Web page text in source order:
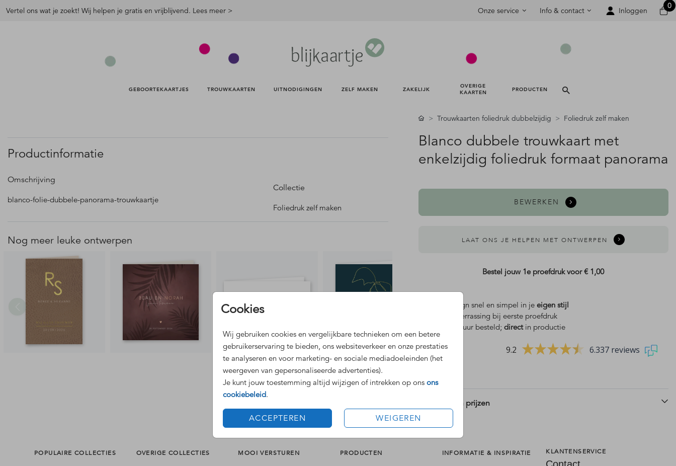
Vertel ons wat je zoekt! Wij helpen je gratis en vrijblijvend. Lees meer > Onze service Info & contact Inloggen
0
GEBOORTEKAARTJES TROUWKAARTEN UITNODIGINGEN ZELF MAKEN ZAKELIJK
OVERIGE
KAARTEN
PRODUCTEN
Cookies
Wij gebruiken cookies en vergelijkbare technieken om een betere
gebruikerservaring te bieden, ons websiteverkeer en onze prestaties
te analyseren en voor marketing- en sociale mediadoeleinden (het
weergeven van gepersonaliseerde advertenties).
Je kunt jouw toestemming altijd wijzigen of intrekken op ons ons
cookiebeleid.
ACCEPTEREN WEIGEREN
Productinformatie
Omschrijving
blanco-folie-dubbele-panorama-trouwkaartje
Collectie
Foliedruk zelf maken
Nog meer leuke ontwerpen
Trouwkaarten foliedruk dubbelzijdig Foliedruk zelf maken
Blanco dubbele trouwkaart met
enkelzijdig foliedruk formaat panorama
BEWERKEN
LAAT ONS JE HELPEN MET ONTWERPEN
Bestel jouw 1e proefdruk voor€ 1,00
Dit design snel en simpel in je eigen stijl
verrassing bij eerste proefdruk
Voor 18 uur besteld; directin productie
9.2 6.337 reviews
Formaten en prijzen
POPULAIRE COLLECTIES OVERIGE COLLECTIES MOOI VERSTUREN PRODUCTEN INFORMATIE & INSPIRATIE KLANTENSERVICE